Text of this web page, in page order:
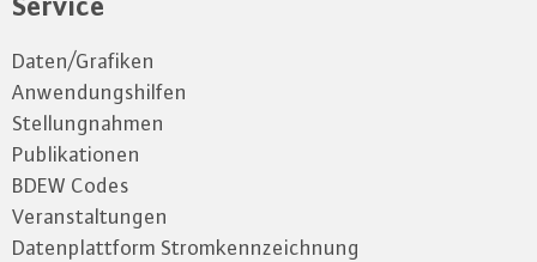
Daten/Grafiken
Anwendungshilfen
Stellungnahmen
Publikationen
BDEW Codes
Veranstaltungen
Datenplattform Stromkennzeichnung